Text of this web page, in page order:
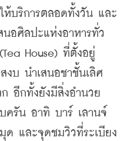
ห้บริการตลอดทั้งวัน และ
นอศิลปะแห่งอาหารทั่ว
House) ที่ตั้งอยู่
งบ นำเสนอชาชั้นเลิศ
อีกทั้งยังมีสิ่งอำนวย
ครัน อาทิ บาร์ เลานจ์
ด และจุดชมวิวที่ระเบียง